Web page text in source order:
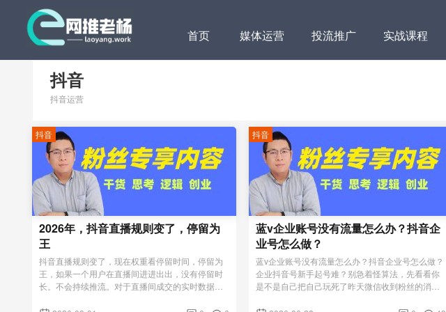
首页 媒体运营 投流推广 实战课程
抖音
抖音运营
抖音
2026年，抖音直播规则变了，停留为
王
抖音直播规则变了，现在权重看停留时间，停留为
王，如果一个用户在直播间进进出出，没有停留时
长。不会持续推流。对于直播间成交的实时数据也
抖音
蓝v企业账号没有流量怎么办？抖音企
业号怎么做？
蓝v企业账号没有流量怎么办？抖音企业号怎么做？
企业抖音号新手起号难？别急着怪算法，先看看你
是不是自己把自己玩死了昨天微信收到粉丝的消